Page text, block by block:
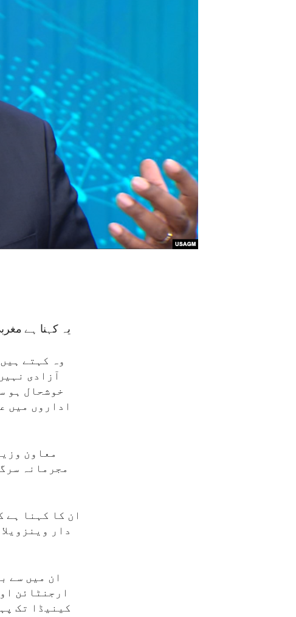
یہ کہنا ہے
وہ کہتے
آزادی
خوشحال ہو
اداروں میں
معاون
مجرمانہ
ان کا کہنا ہے
دار
ان میں سے
ارجنٹائن
کینیڈا تک